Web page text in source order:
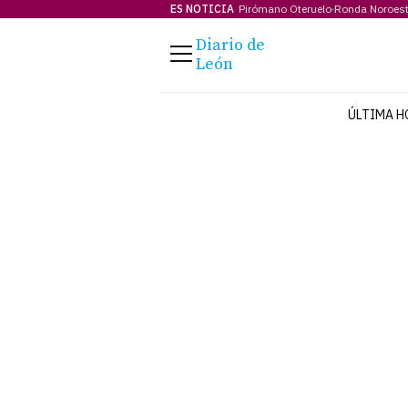
ES NOTICIA Pirómano Oteruelo Ronda
Menú
Diario de
León
ÚLTIMA